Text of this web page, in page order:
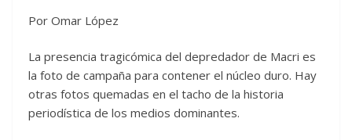
Por Omar López
La presencia tragicómica del depredador de Macri es
la foto de campaña para contener el núcleo duro. Hay
otras fotos quemadas en el tacho de la historia
periodística de los medios dominantes.